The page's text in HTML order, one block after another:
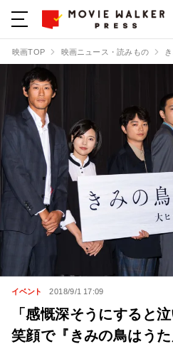
映画TOP 映画ニュース・読みもの
イベント 2018/9/1 17:09
「感慨深そうにすると
笑顔で『きみの鳥はうた